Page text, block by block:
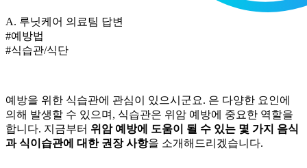
A. 루닛케어 의료팀 답변
#예방법
#식습관/식단
예방을 위한 식습관에 관심이 있으시군요. 은 다양한 요인에
의해 발생할 수 있으며, 식습관은 위암 예방에 중요한 역할을
합니다. 지금부터 위암 예방에 도움이 될 수 있는 몇 가지 음식
과 식이습관에 대한 권장 사항을 소개해드리겠습니다.